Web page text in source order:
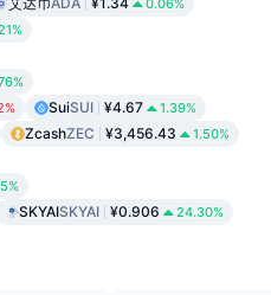
0.06%
SuiSUI ¥4.67 1.39%
ZcashZEC ¥3,456.43 1.50%
SKYAISKYAI ¥0.906 24.30%